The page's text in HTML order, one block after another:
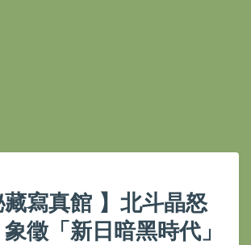
藏寫真館 】北斗晶怒
徵「新日暗黑時代」